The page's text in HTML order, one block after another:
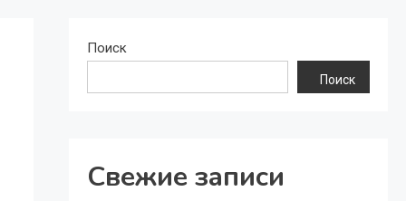
Поиск
Поиск
Свежие записи